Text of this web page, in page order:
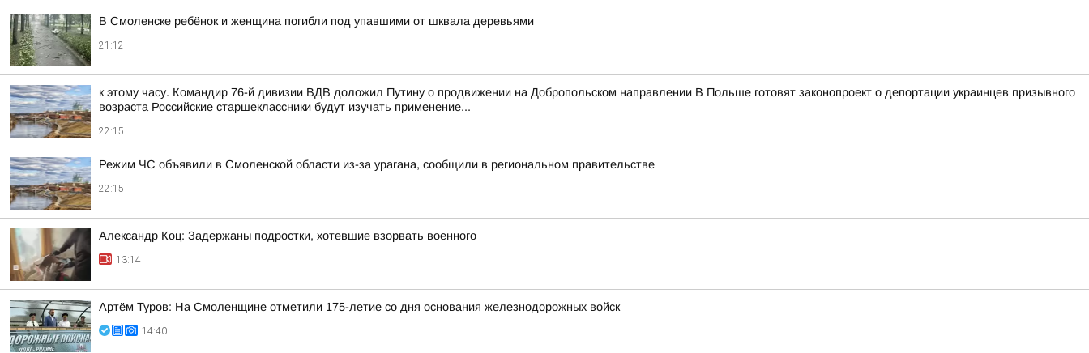
В Смоленске ребёнок и женщина погибли под упавшими от шквала деревьями
21:12
к этому часу. Командир 76-й дивизии ВДВ доложил Путину о продвижении на Добропольском направлении В Польше готовят законопроект о депортации украинцев призывного
возраста Российские старшеклассники будут изучать применение...
22:15
Режим ЧС объявили в Смоленской области из-за урагана, сообщили в региональном правительстве
22:15
Александр Коц: Задержаны подростки, хотевшие взорвать военного
13:14
Артём Туров: На Смоленщине отметили 175-летие со дня основания железнодорожных войск
14:40